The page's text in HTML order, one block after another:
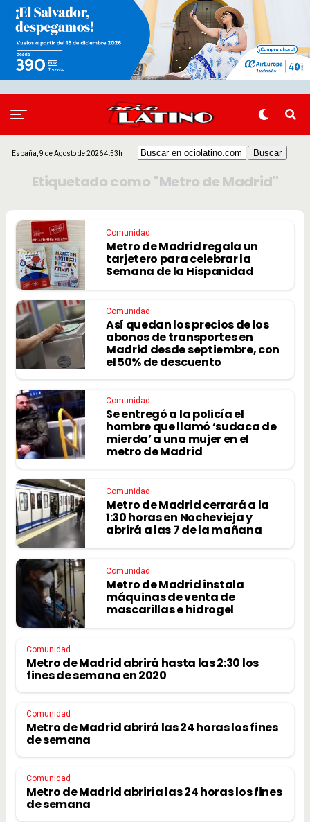
España, 9 de Agosto de 2026 4:53h
Etiquetado como "Metro de Madrid"
Comunidad
Metro de Madrid regala un
tarjetero para celebrar la
Semana de la Hispanidad
Comunidad
Así quedan los precios de los
abonos de transportes en
Madrid desde septiembre, con
el 50% de descuento
Comunidad
Se entregó a la policía el
hombre que llamó ‘sudaca de
mierda’ a una mujer en el
metro de Madrid
Comunidad
Metro de Madrid cerrará a la
1:30 horas en Nochevieja y
abrirá a las 7 de la mañana
Comunidad
Metro de Madrid instala
máquinas de venta de
mascarillas e hidrogel
Comunidad
Metro de Madrid abrirá hasta las 2:30 los
fines de semana en 2020
Comunidad
Metro de Madrid abrirá las 24 horas los fines
de semana
Comunidad
Metro de Madrid abriría las 24 horas los fines
de semana